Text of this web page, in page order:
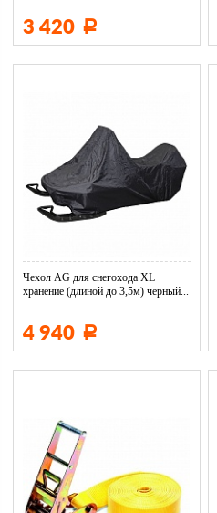
3 420 Р
Чехол AG для снегохода XL
хранение (длиной до 3,5м) черный...
4 940 Р